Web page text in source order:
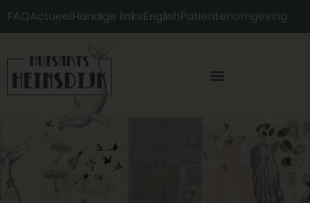
FAQActueelHandige linksEnglishPatiëntenomgeving